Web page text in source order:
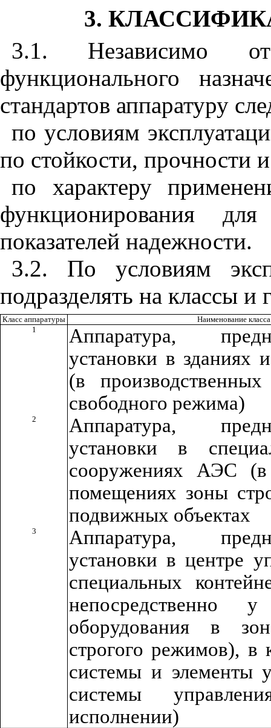
3.
3.1. Независимо
функционального
стандартов аппаратуру
по условиям
по стойкости, прочности
по характеру
функционирования
показателей надежности.
3.2. По условиям
подразделять на классы
Класс аппаратуры
Наименование
1
Аппаратура,
установки в
(в
свободного режима)
2
Аппаратура,
установки в
сооружениях АЭС (в
помещениях зоны
подвижных объектах
3
Аппаратура,
установки в центре
специальных
непосредственно у
оборудования в
строгого режимов), в
системы и элементы
системы
исполнении)